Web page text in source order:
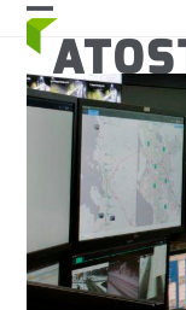
Skip
content
Open
mobile
menu
Close
mobile
menu